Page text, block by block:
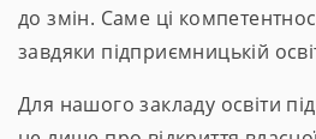
до змін. Саме ці
завдяки підприємницькій
Для нашого закладу освіти